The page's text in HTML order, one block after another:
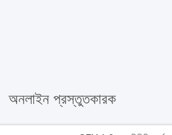
অনলাইন প্রস্তুতকারক